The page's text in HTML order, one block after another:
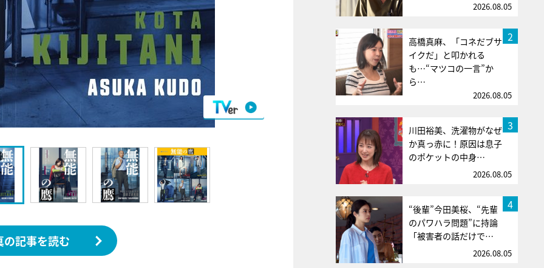
の記事を読む
2026.08.05
2
高橋真麻、「コネだブサ
イクだ」と叩かれる
も…“マツコの一言”か
ら…
2026.08.05
3
川田裕美、洗濯物がなぜ
か真っ赤に！原因は息子
のポケットの中身…
2026.08.05
4
“後輩”今田美桜、“先輩
のパワハラ問題”に持論
「被害者の話だけで…
2026.08.05